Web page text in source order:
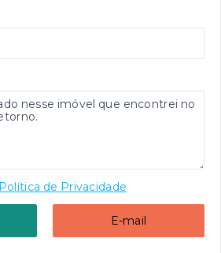
Política de Privacidade
E-mail